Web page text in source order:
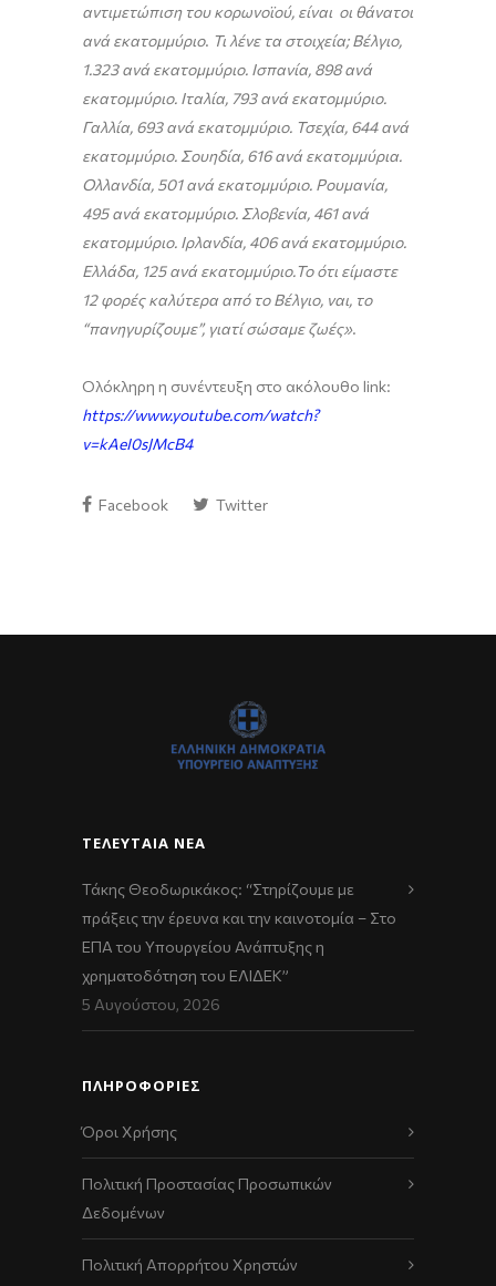
αντιμετώπιση του κορωνοϊού, είναι οι θάνατοι
ανά εκατομμύριο. Τι λένε τα στοιχεία; Βέλγιο,
1.323 ανά εκατομμύριο. Ισπανία, 898 ανά
εκατομμύριο. Ιταλία, 793 ανά εκατομμύριο.
Γαλλία, 693 ανά εκατομμύριο. Τσεχία, 644 ανά
εκατομμύριο. Σουηδία, 616 ανά εκατομμύρια.
Ολλανδία, 501 ανά εκατομμύριο. Ρουμανία,
495 ανά εκατομμύριο. Σλοβενία, 461 ανά
εκατομμύριο. Ιρλανδία, 406 ανά εκατομμύριο.
Ελλάδα, 125 ανά εκατομμύριο.To ότι είμαστε
12 φορές καλύτερα από το Βέλγιο, ναι, το
“πανηγυρίζουμε”, γιατί σώσαμε ζωές».
Ολόκληρη η συνέντευξη στο ακόλουθο link:
https://www.youtube.com/watch?
v=kAeI0sJMcB4
Facebook Twitter
ΤΕΛΕΥΤΑΊΑ ΝΈΑ
Τάκης Θεοδωρικάκος: “Στηρίζουμε με
πράξεις την έρευνα και την καινοτομία – Στο
ΕΠΑ του Υπουργείου Ανάπτυξης η
χρηματοδότηση του ΕΛΙΔΕΚ”
5 Αυγούστου, 2026
ΠΛΗΡΟΦΟΡΙΕΣ
Όροι Χρήσης
Πολιτική Προστασίας Προσωπικών
Δεδομένων
Πολιτική Απορρήτου Χρηστών